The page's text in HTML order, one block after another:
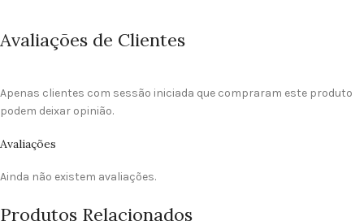
Avaliações de Clientes
Avaliações
Ainda não existem avaliações.
Apenas clientes com sessão iniciada que compraram este produto
podem deixar opinião.
Produtos Relacionados